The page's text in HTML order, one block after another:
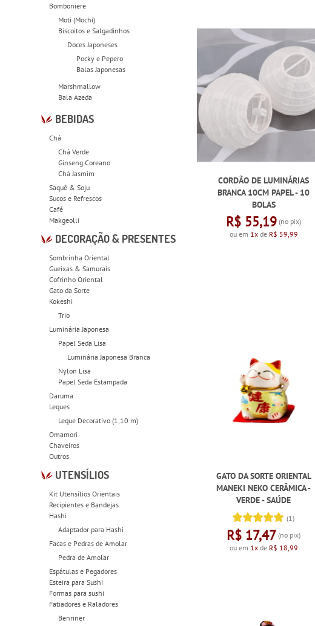
Bomboniere
Moti (Mochi)
Biscoitos e Salgadinhos
Doces Japoneses
Pocky e Pepero
Balas Japonesas
Marshmallow
Bala Azeda
BEBIDAS
Chá
Chá Verde
Ginseng Coreano
Chá Jasmim
Saquê & Soju
Sucos e Refrescos
Café
Makgeolli
DECORAÇÃO & PRESENTES
Sombrinha Oriental
Gueixas & Samurais
Cofrinho Oriental
Gato da Sorte
Kokeshi
Trio
Luminária Japonesa
Papel Seda Lisa
Luminária Japonesa Branca
Nylon Lisa
Papel Seda Estampada
Daruma
Leques
Leque Decorativo (1,10 m)
Omamori
Chaveiros
Outros
UTENSÍLIOS
Kit Utensílios Orientais
Recipientes e Bandejas
Hashi
Adaptador para Hashi
Facas e Pedras de Amolar
Pedra de Amolar
Espátulas e Pegadores
Esteira para Sushi
Formas para sushi
Fatiadores e Raladores
Benriner
CORDÃO DE LUMINÁRIAS
BRANCA 10CM PAPEL - 10
BOLAS
R$ 55,19 (no pix)
ou em 1xde R$ 59,99
GATO DA SORTE ORIENTAL
MANEKI NEKO CERÂMICA -
VERDE - SAÚDE
(1)
R$ 17,47 (no pix)
ou em 1xde R$ 18,99